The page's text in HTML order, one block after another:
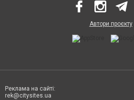
Автори проєкту
Реклама на сайті:
rek@citysites.ua